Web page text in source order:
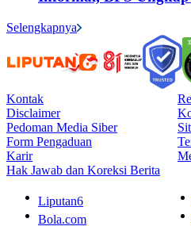
Selengkapnya
Kontak
Disclaimer
Pedoman Media Siber
Form Pengaduan
Karir
Hak Jawab dan Koreksi Berita
Liputan6
Bola.com